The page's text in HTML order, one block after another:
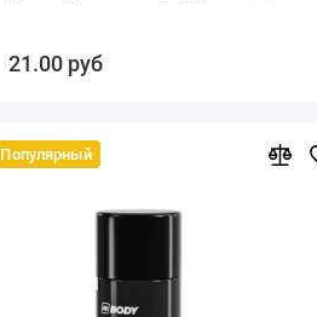
21.00 руб
Популярный